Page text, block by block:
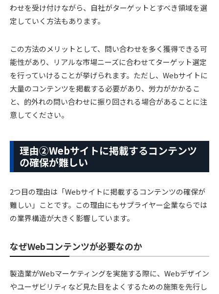
わせを受け付けながら、自社がターゲットとすべき領域を選
定していく方法もあります。
この方法のメリットとして、問い合わせを多く獲得できる可
能性があり、リアルな市場ニーズに合わせてターゲット選定
を行っていけることが挙げられます。ただし、Webサイトに
大量のコンテンツを掲載する必要があり、労力がかかるこ
と、的外れの問い合わせに振り回される場合があることに注
意してください。
理由②Webサイトに掲載するコンテンツ
の確保が難しい
2つ目の理由は「Webサイトに掲載するコンテンツの確保が
難しい」ことです。この理由にもサプライヤー企業ならでは
の業界構造が大きく影響しています。
なぜWebコンテンツが必要なのか
製造業がWebマーケティングを実施する際に、Webデザイン
やユーザビリティなど見た目をよくするための施策を先行し